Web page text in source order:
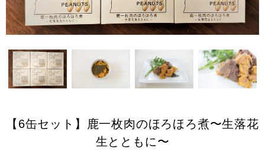
【6缶セット】鹿一枚肉のほろほろ煮〜生落花
生とともに〜